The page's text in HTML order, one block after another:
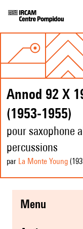
Annod 92 X
(1953-1955)
pour saxophone
percussions
par La Monte Young
menu